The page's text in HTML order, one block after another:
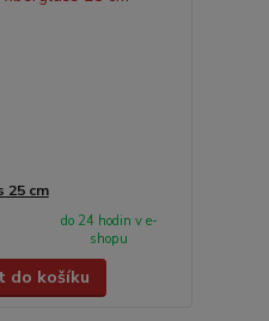
25 cm
do 24 hodin v e-
shopu
do košíku